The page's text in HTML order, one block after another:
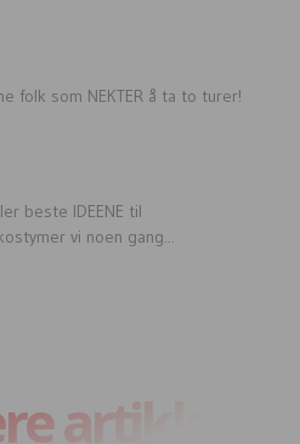
folk som NEKTER å ta to turer!
beste IDEENE til
vi noen gang...
artikler